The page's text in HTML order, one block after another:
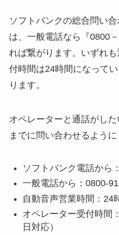
ソフトバンクの総合問い合
は、一般電話なら『0800
れば繋がります。いずれ
付時間は24時間になって
ります。
オペレーターと通話がし
までに問い合わせるように
ソフトバンク電話から
一般電話から：0800-
自動音声営業時間：24
オペレーター受付時間
日対応）